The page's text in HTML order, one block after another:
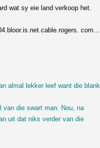
wat sy eie land verkoop het.
com...
almal lekker leef want die
van die swart man. Nou, na
uit dat niks verder van die